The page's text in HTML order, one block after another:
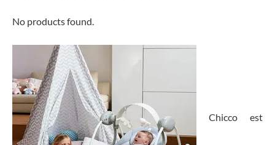
No products found.
Chicco est